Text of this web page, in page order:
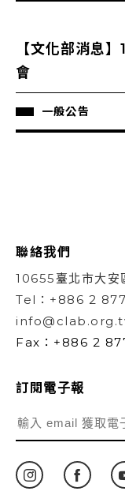
【文化部消息
會
一般公告
聯絡我們
10655臺北市大安
Tel：+886 2
Fax：+886 2
訂閱電子報